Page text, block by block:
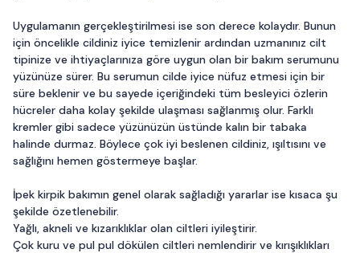
Uygulamanın gerçekleştirilmesi ise son derece kolaydır. Bunun
için öncelikle cildiniz iyice temizlenir ardından uzmanınız cilt
tipinize ve ihtiyaçlarınıza göre uygun olan bir bakım serumunu
yüzünüze sürer. Bu serumun cilde iyice nüfuz etmesi için bir
süre beklenir ve bu sayede içeriğindeki tüm besleyici özlerin
hücreler daha kolay şekilde ulaşması sağlanmış olur. Farklı
kremler gibi sadece yüzünüzün üstünde kalın bir tabaka
halinde durmaz. Böylece çok iyi beslenen cildiniz, ışıltısını ve
sağlığını hemen göstermeye başlar.
İpek kirpik bakımın genel olarak sağladığı yararlar ise kısaca şu
şekilde özetlenebilir.
Yağlı, akneli ve kızarıklıklar olan ciltleri iyileştirir.
Çok kuru ve pul pul dökülen ciltleri nemlendirir ve kırışıklıkları